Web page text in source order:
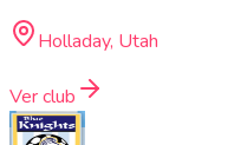
Holladay, Utah
Ver club